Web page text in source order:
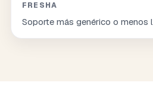
FRESHA
Soporte más genérico o menos